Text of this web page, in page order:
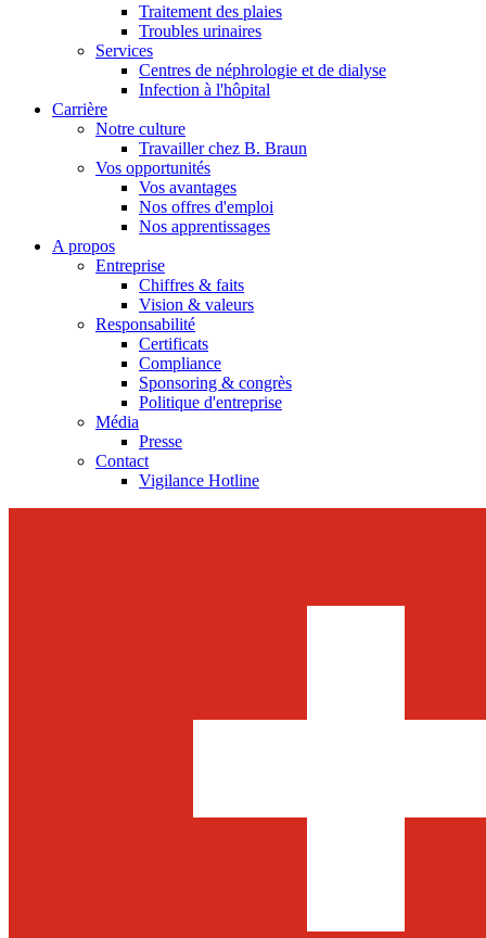
Traitement des plaies
Troubles urinaires
Services
Centres de néphrologie et de dialyse
Infection à l'hôpital
Carrière
Notre culture
Travailler chez B. Braun
Vos opportunités
Vos avantages
Nos offres d'emploi
Nos apprentissages
A propos
Entreprise
Chiffres & faits
Vision & valeurs
Responsabilité
Certificats
Compliance
Sponsoring & congrès
Politique d'entreprise
Média
Presse
Contact
Vigilance Hotline